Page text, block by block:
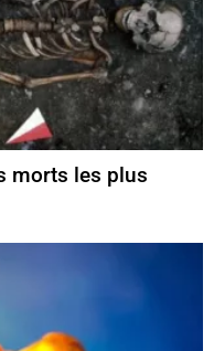
morts les plus